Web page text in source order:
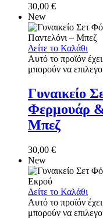
30,00 €
New
Δείτε το Καλάθι
Αυτό το προϊόν
μπορούν να
Γυναικείο
Φερμουάρ
Μπεζ
30,00 €
New
Δείτε το Καλάθι
Αυτό το προϊόν
μπορούν να